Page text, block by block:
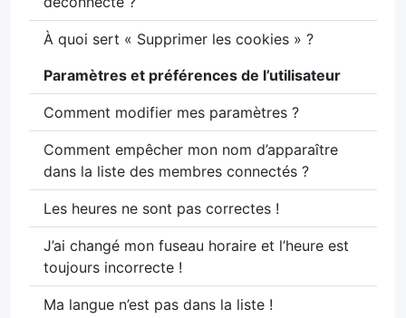
À quoi sert « Supprimer les cookies » ?
Paramètres et préférences de l’utilisateur
Comment modifier mes paramètres ?
Comment empêcher mon nom d’apparaître
dans la liste des membres connectés ?
Les heures ne sont pas correctes !
J’ai changé mon fuseau horaire et l’heure est
toujours incorrecte !
Ma langue n’est pas dans la liste !